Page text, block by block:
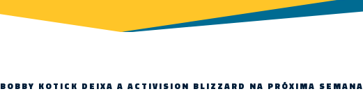
BOBBY KOTICK DEIXA A ACTIVISION BLIZZARD NA PRÓXIMA SEMANA